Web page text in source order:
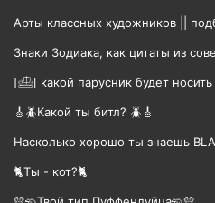
Арты классных художников ||
Знаки Зодиака, как цитаты из
[𓊝] какой парусник будет
🎸🪲Какой ты битл? 🪲🎸
Насколько хорошо ты знаешь
🐈Ты - кот?🐈